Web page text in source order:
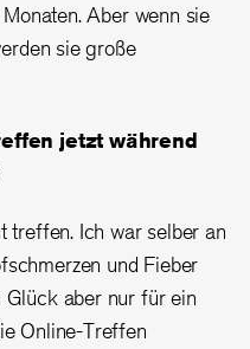
Aber wenn sie
sie große
jetzt während
treffen. Ich war selber an
und Fieber
aber nur für ein
Online-Treffen